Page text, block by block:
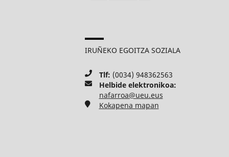
IRUÑEKO EGOITZA SOZIALA
Tlf: (0034) 948362563
Helbide elektronikoa:
nafarroa@ueu.eus
Kokapena mapan